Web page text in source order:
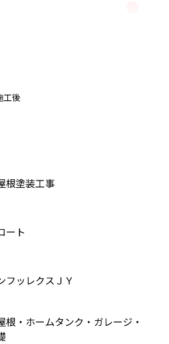
AFTER
工後
根塗装工事
ート
フッレクスＪＹ
根・ホームタンク・ガレージ・